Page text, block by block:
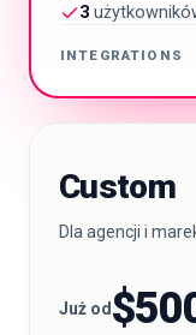
3
INTEGRATIONS
Custom
Dla agencji i
Już od